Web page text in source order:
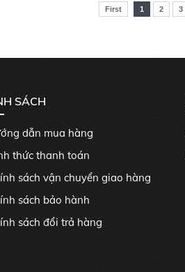
First 1 2 3
SÁCH
dẫn mua hàng
thức thanh toán
sách vận chuyển giao hàng
sách bảo hành
sách đổi trả hàng